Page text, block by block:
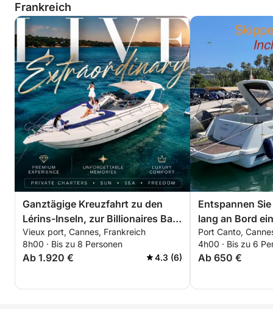
Frankreich
Ganztägige Kreuzfahrt zu den
Lérins-Inseln, zur Billionaires Bay
und nach Théoule-sur-Mer
Vieux port, Cannes, Frankreich
8h00 · Bis zu 8 Personen
Ab 1.920 € 4.3 (6)
Entspannen
lang an Bord
Bootes rund
Spezieller
Port Canto,
4h00 · Bis zu 6
Ab 650 €